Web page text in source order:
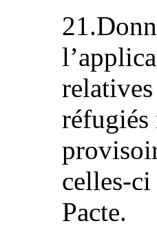
réfugiés
celles-
Pacte.